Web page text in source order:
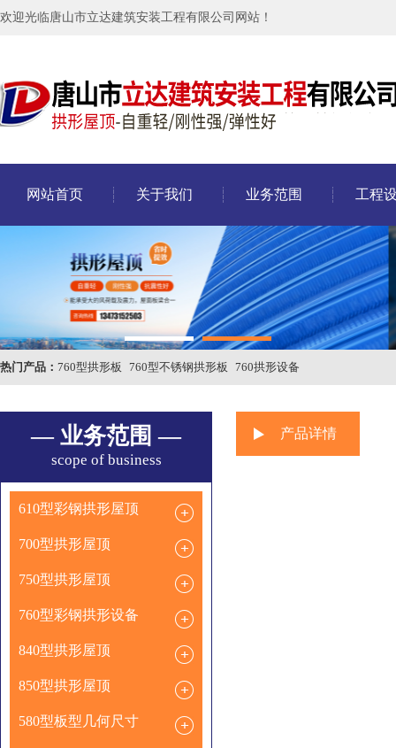
欢迎光临唐山市立达建筑安装工程有限公司网站！
网站首页 关于我们 业务范围 工程
热门产品： 760型拱形板 760型不锈钢拱形板 760拱形设备
— 业务范围 —
scope of business
610型彩钢拱形屋顶
700型拱形屋顶
750型拱形屋顶
760型彩钢拱形设备
840型拱形屋顶
850型拱形屋顶
580型板型几何尺寸
产品详情